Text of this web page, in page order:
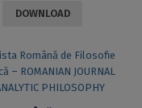
DOWNLOAD